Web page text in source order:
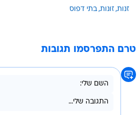
זנות זונות בתי דפוס
טרם התפרסמו תגובות